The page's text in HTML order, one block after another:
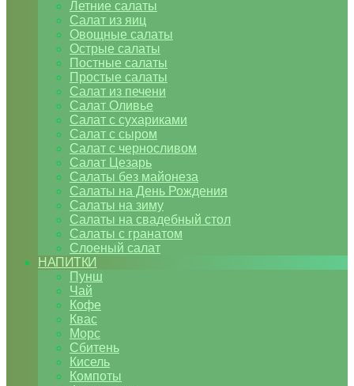
Летние салаты
Салат из яиц
Овощные салаты
Острые салаты
Постные салаты
Простые салаты
Салат из печени
Салат Оливье
Салат с сухариками
Салат с сыром
Салат с черносливом
Салат Цезарь
Салаты без майонеза
Салаты на День Рождения
Салаты на зиму
Салаты на свадебный стол
Салаты с гранатом
Слоеный салат
НАПИТКИ
Пунш
Чай
Кофе
Квас
Морс
Сбитень
Кисель
Компоты